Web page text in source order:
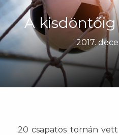
A
2017.
20 csapatos tornán